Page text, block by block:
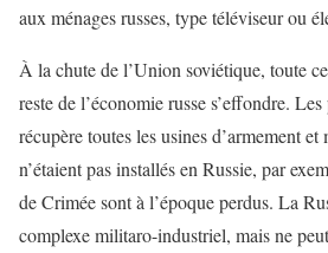
aux ménages russes, type téléviseur ou
À la chute de l’Union soviétique, toute
reste de l’économie russe s’effondre.
récupère toutes les usines d’armement et
n’étaient pas installés en Russie, par
de Crimée sont à l’époque perdus. La
complexe militaro-industriel, mais ne